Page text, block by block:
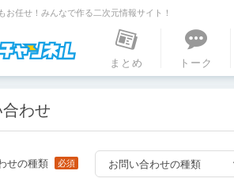
お任せ！みんなで作る二次元情報サイト！
DLチャンネル
まとめ
トーク
わせ
せの種類 お問い合わせの種類